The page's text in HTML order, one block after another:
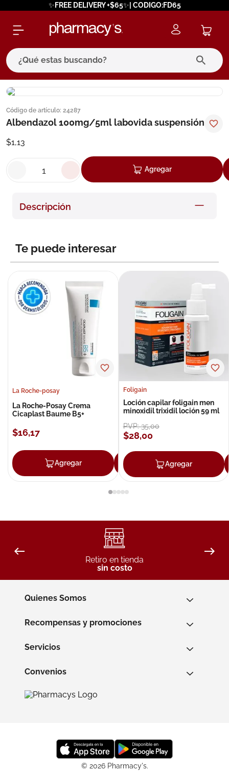
✨FREE DELIVERY +$65✨| CODIGO:FD65
¿Qué estas buscando?
Código de artículo: 24287
Albendazol 100mg/5ml labovida suspensión
$1,13
Agregar
Descripción
Te puede interesar
La Roche-posay
La Roche-Posay Crema
Cicaplast Baume B5+
$16,17
Agregar Agregar
Foligain
Loción capilar foligain men
minoxidil trixidil loción 59 ml
PVP:35,00
$28,00
Agregar
Retiro en tienda
sin costo
Quienes Somos
Recompensas y promociones
Servicios
Convenios
© 2026 Pharmacy's.
términos más buscados
1. eucerin
3
bioderma
5. cerave
6 megacistin
10.pañales